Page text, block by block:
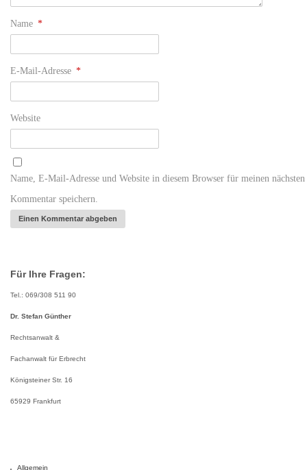
Name *
E-Mail-Adresse *
Website
Name, E-Mail-Adresse und Website in diesem Browser für meinen nächsten
Kommentar speichern.
Für Ihre Fragen:
Tel.: 069/308 511 90
Dr. Stefan Günther
Rechtsanwalt &
Fachanwalt für Erbrecht
Königsteiner Str. 16
65929 Frankfurt
Allgemein